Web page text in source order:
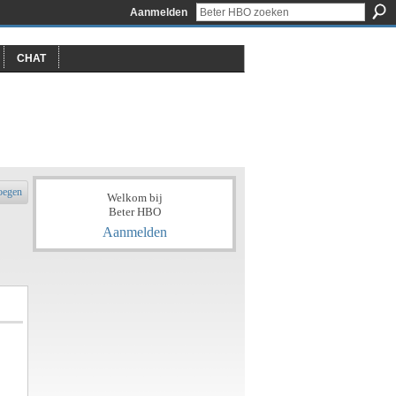
Aanmelden
CHAT
Welkom bij
Beter HBO
Aanmelden